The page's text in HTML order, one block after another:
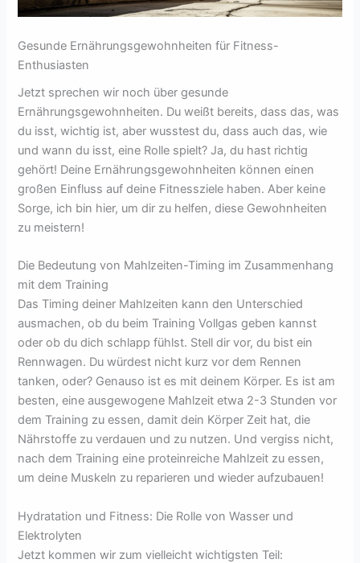
Gesunde Ernährungsgewohnheiten für Fitness-
Enthusiasten
Jetzt sprechen wir noch über gesunde
Ernährungsgewohnheiten. Du weißt bereits, dass das, was
du isst, wichtig ist, aber wusstest du, dass auch das, wie
und wann du isst, eine Rolle spielt? Ja, du hast richtig
gehört! Deine Ernährungsgewohnheiten können einen
großen Einfluss auf deine Fitnessziele haben. Aber keine
Sorge, ich bin hier, um dir zu helfen, diese Gewohnheiten
zu meistern!
Die Bedeutung von Mahlzeiten-Timing im Zusammenhang
mit dem Training
Das Timing deiner Mahlzeiten kann den Unterschied
ausmachen, ob du beim Training Vollgas geben kannst
oder ob du dich schlapp fühlst. Stell dir vor, du bist ein
Rennwagen. Du würdest nicht kurz vor dem Rennen
tanken, oder? Genauso ist es mit deinem Körper. Es ist am
besten, eine ausgewogene Mahlzeit etwa 2-3 Stunden vor
dem Training zu essen, damit dein Körper Zeit hat, die
Nährstoffe zu verdauen und zu nutzen. Und vergiss nicht,
nach dem Training eine proteinreiche Mahlzeit zu essen,
um deine Muskeln zu reparieren und wieder aufzubauen!
Hydratation und Fitness: Die Rolle von Wasser und
Elektrolyten
Jetzt kommen wir zum vielleicht wichtigsten Teil: